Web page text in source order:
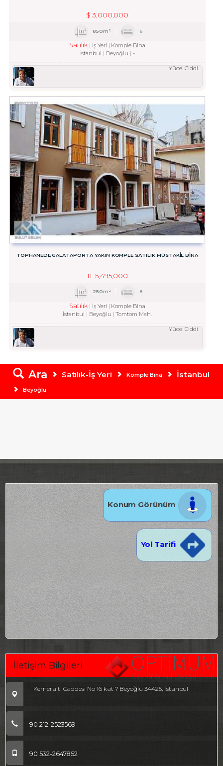
$ 3,000,000
850m² 6
Satılık İş Yeri
Komple Bina
İstanbul
Beyoğlu -
Yücel Ciddi
TOPHANEDE GALATAPORTA YAKIN KOMPLE SATILIK MÜSTAKIL BINA
TL 5,495,000
250m² 8
Satılık İş Yeri
Komple Bina
İstanbul
Beyoğlu Tomtom Mah.
Yücel Ciddi
Ara Satılık-İş Yeri Komple Bina İstanbul
Beyoğlu
Konum Görünüm
Yol Tarifi
İletişim Bilgileri
Kemeraltı Caddesi No 16 kat 7 Beyoğlu 34425, İstanbul
90 212-2523569
90 532-2647852